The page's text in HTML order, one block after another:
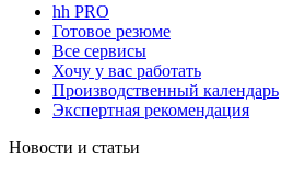
hh PRO
Готовое резюме
Все сервисы
Хочу у вас работать
Производственный календарь
Экспертная рекомендация
Новости и статьи